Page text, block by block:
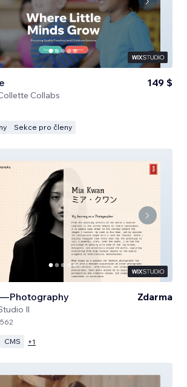
Collabs
149 $
Sekce pro členy
Il
Zdarma
CMS +1